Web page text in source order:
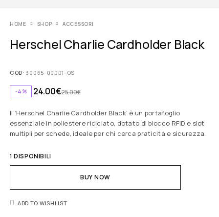
HOME SHOP ACCESSORI
Herschel Charlie Cardholder Black
COD: 30065-00001-OS
-4% 25.00€
24.00€
Il ‘Herschel Charlie Cardholder Black’ è un portafoglio
essenziale in poliestere riciclato, dotato di blocco RFID e slot
multipli per schede, ideale per chi cerca praticità e sicurezza.
1 DISPONIBILI
BUY NOW
ADD TO WISHLIST